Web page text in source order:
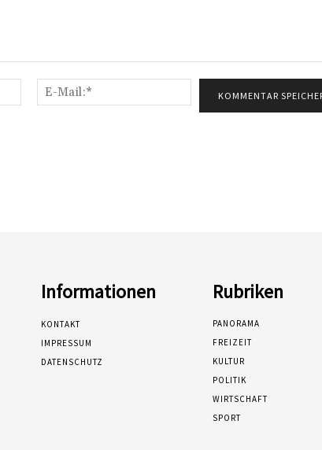
Name:*
Mail:*
Informationen
KONTAKT
IMPRESSUM
DATENSCHUTZ
Rubriken
PANORAMA
FREIZEIT
KULTUR
POLITIK
WIRTSCHAFT
SPORT